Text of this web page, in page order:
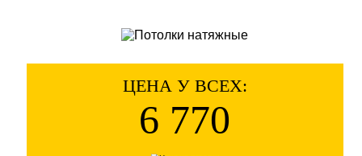
ЦЕНА У ВСЕХ:
6 770